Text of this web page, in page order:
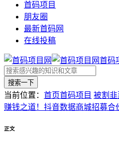
首码项目
朋友圈
最新首码网
在线投稿
首码
搜索一下
当前位置： 首页首码项目 被割
赚钱之道！抖音数据商城招募合
正文